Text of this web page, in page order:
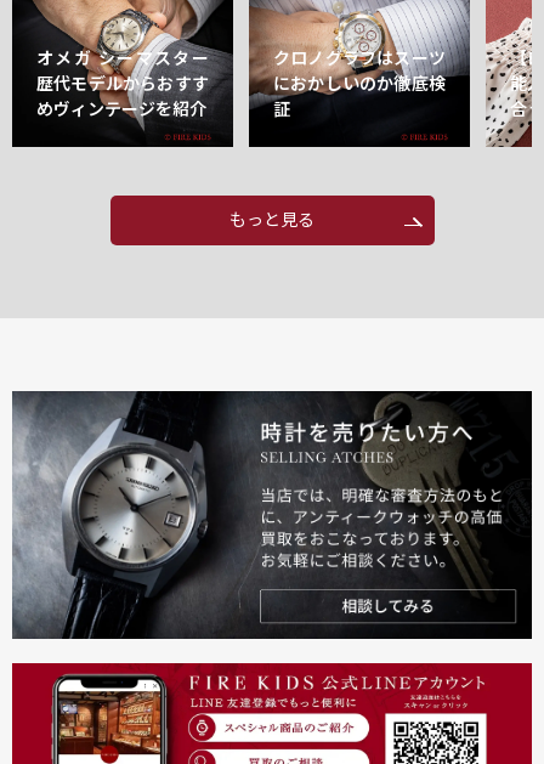
オメガ シーマスター
歴代モデルからおすす
めヴィンテージを紹介
クロノグラフはスーツ
におかしいのか徹底検
証
【
能
合
もっと見る